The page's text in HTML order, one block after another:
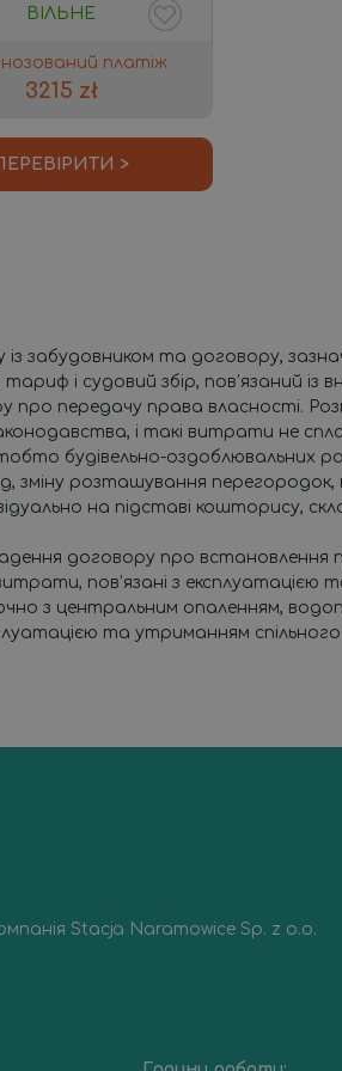
ВІЛЬНЕ
платіж
3215 zł
>
забудовником та договору,
і судовий збір, пов’язаний із
передачу права власності.
і такі витрати не
будівельно-оздоблювальних
розташування перегородок,
на підставі кошторису,
договору про
пов’язані з
з центральним опаленням,
та утриманням
Stacja Naramowice Sp. z o.o.